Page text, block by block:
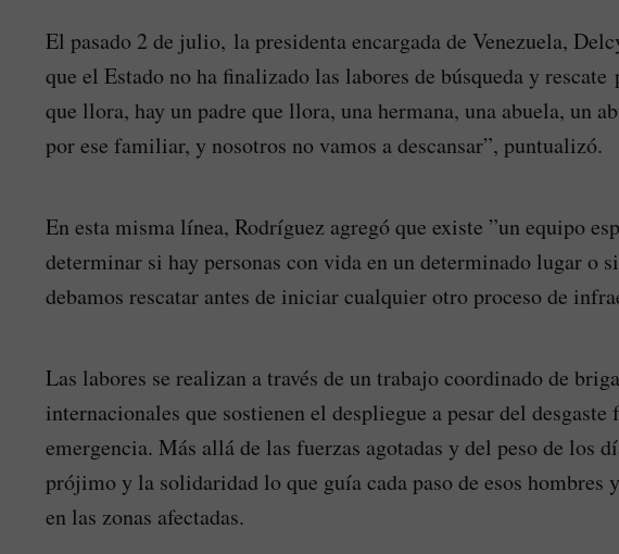
El pasado 2 de julio, la presidenta encargada de Venezuela,
que el Estado no ha finalizado las labores de búsqueda y rescate
que llora, hay un padre que llora, una hermana, una abuela, un
por ese familiar, y nosotros no vamos a descansar”, puntualizó.
En esta misma línea, Rodríguez agregó que existe ”un equipo
determinar si hay personas con vida en un determinado lugar o
debamos rescatar antes de iniciar cualquier otro proceso de
Las labores se realizan a través de un trabajo coordinado de
internacionales que sostienen el despliegue a pesar del
emergencia. Más allá de las fuerzas agotadas y del peso de los
prójimo y la solidaridad lo que guía cada paso de esos hombres
en las zonas afectadas.